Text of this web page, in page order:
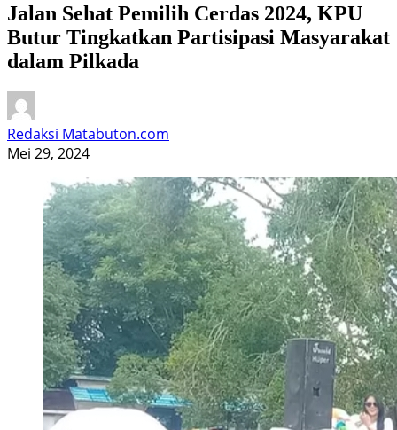
Jalan Sehat Pemilih Cerdas 2024, KPU
Butur Tingkatkan Partisipasi Masyarakat
dalam Pilkada
Redaksi Matabuton.com
Mei 29, 2024